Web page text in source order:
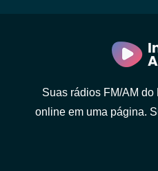
Suas rádios FM/AM do
online em uma página.